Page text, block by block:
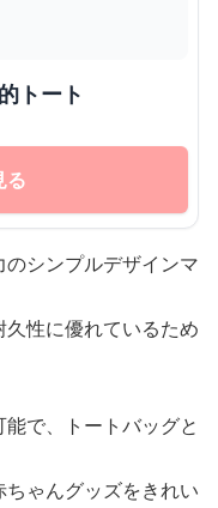
トート
る
シンプルデザインマ
性に優れているため
で、トートバッグと
ゃんグッズをきれい